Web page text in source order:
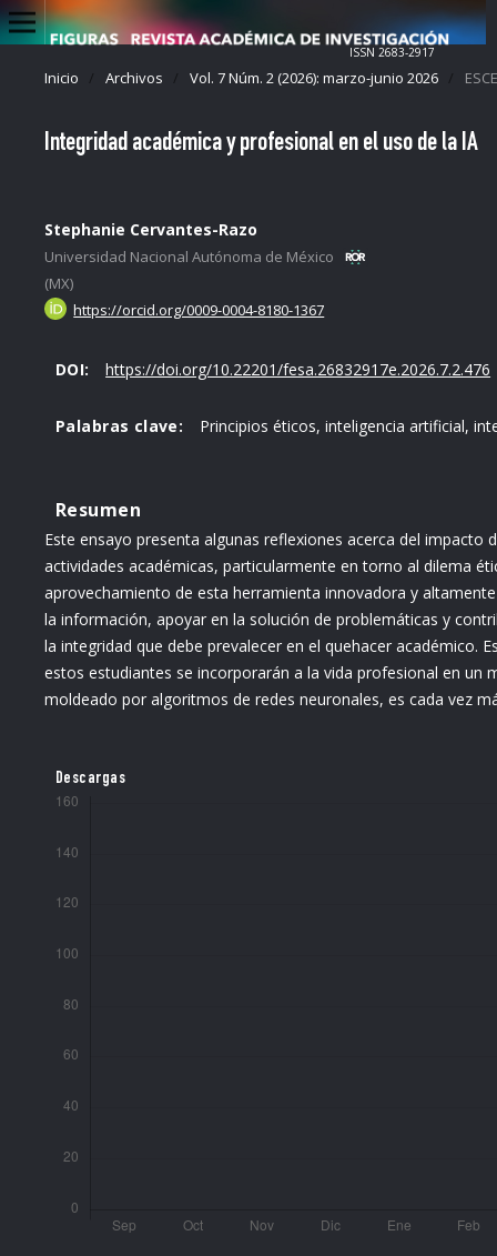
ISSN 2683-2917
Inicio / Archivos / Vol. 7 Núm. 2 (2026): marzo-junio 2026 /
Integridad académica y profesional en el uso de la IA
Stephanie Cervantes-Razo
Universidad Nacional Autónoma de México
(MX)
https://orcid.org/0009-0004-8180-1367
DOI: https://doi.org/10.22201/fesa.26832917e.2026.7.2.476
Palabras clave: Principios éticos, inteligencia artificial,
Resumen
Este ensayo presenta algunas reflexiones acerca del impacto
actividades académicas, particularmente en torno al dilema
aprovechamiento de esta herramienta innovadora y
la información, apoyar en la solución de problemáticas y
la integridad que debe prevalecer en el quehacer académico.
estos estudiantes se incorporarán a la vida profesional en un
moldeado por algoritmos de redes neuronales, es cada vez
Descargas